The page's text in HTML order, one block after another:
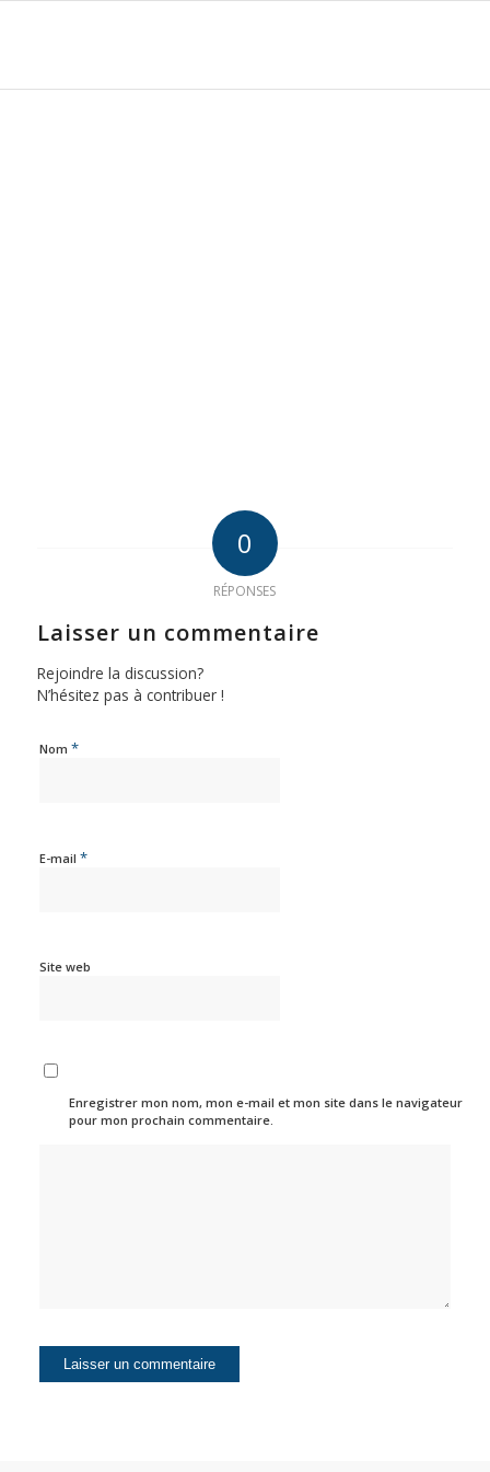
0
RÉPONSES
Laisser un commentaire
Rejoindre la discussion?
N’hésitez pas à contribuer !
Nom *
E-mail *
Site web
Enregistrer mon nom, mon e-mail et mon site dans le navigateur
pour mon prochain commentaire.